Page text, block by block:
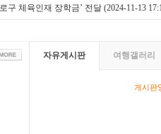
구 체육인재 장학금’ 전달 (2024-11-13
자유게시판 여행갤러리
게시판